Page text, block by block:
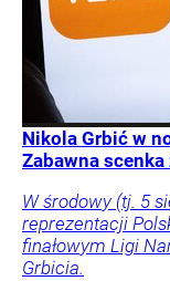
Nikola Grbić w
Zabawna
W środowy (tj. 5
reprezentacji
finałowym Ligi
Grbicia.